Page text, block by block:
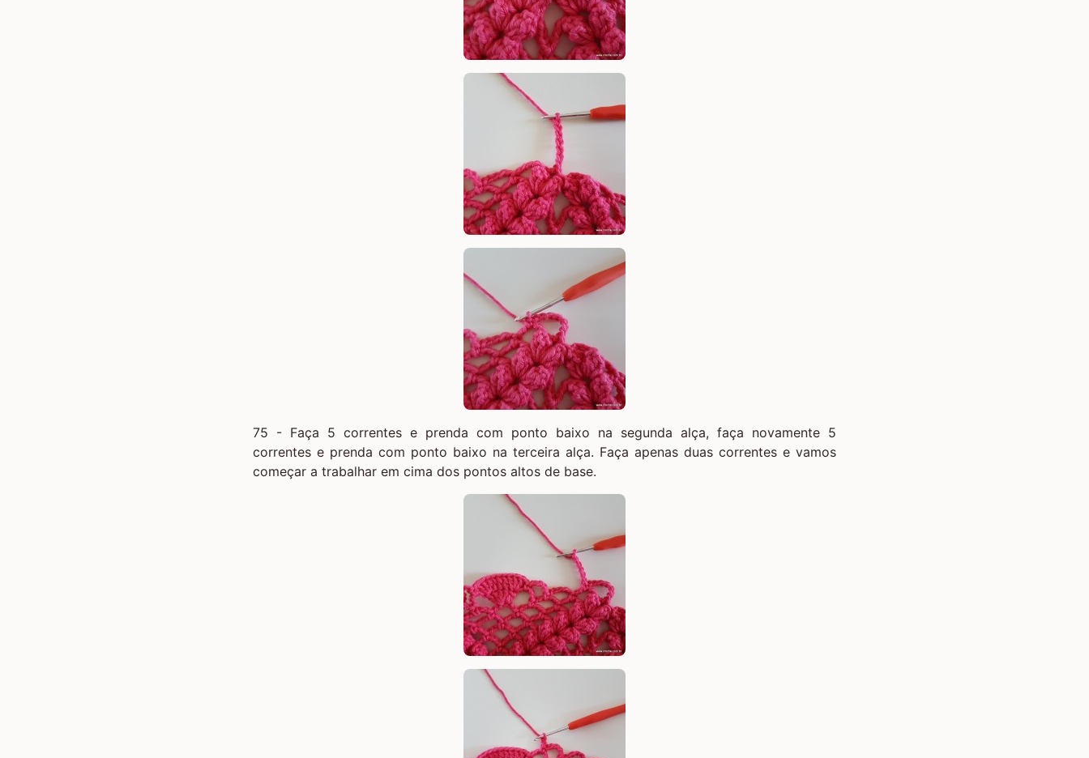
75 - Faça 5 correntes e prenda com ponto baixo na segunda alça, faça novamente 5
correntes e prenda com ponto baixo na terceira alça. Faça apenas duas correntes e vamos
começar a trabalhar em cima dos pontos altos de base.